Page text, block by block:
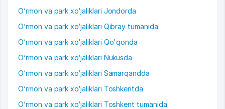
O‘rmon va park xo‘jaliklari Jondorda
O‘rmon va park xo‘jaliklari Qibray tumanida
O‘rmon va park xo‘jaliklari Qo'qonda
O‘rmon va park xo‘jaliklari Nukusda
O‘rmon va park xo‘jaliklari Samarqandda
O‘rmon va park xo‘jaliklari Toshkentda
O‘rmon va park xo‘jaliklari Toshkent tumanida